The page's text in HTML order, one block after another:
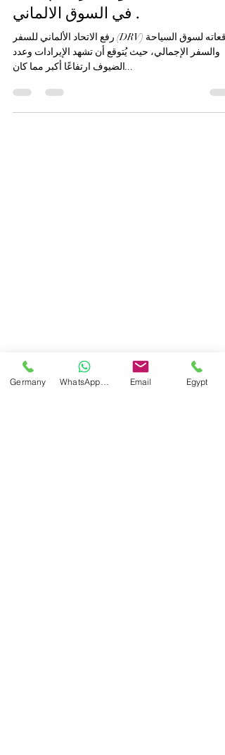
توقعات اتحاد منظمي الرحلات
الالماني DRV بارتفاع كبير في نمو
صناعة السياحة والسفر لعام 2024
والسفر الإجمالي، حيث يُتوقع أن تشهد الإيرادات وعدد
Germany Email Egypt